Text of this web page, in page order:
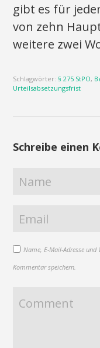
gibt es für
von zehn
weitere zwei
Schlagwörter: § 275 StPO,
Urteilsabsetzungsfrist
Schreibe einen
Name, E-Mail-Adresse
Kommentar speichern.